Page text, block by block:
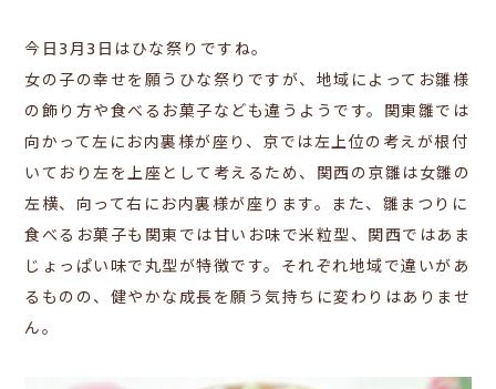
今日3月3日はひな祭りですね。
女の子の幸せを願うひな祭りですが、地域によってお雛様
の飾り方や食べるお菓子なども違うようです。関東雛では
向かって左にお内裏様が座り、京では左上位の考えが根付
いており左を上座として考えるため、関西の京雛は女雛の
左横、向って右にお内裏様が座ります。また、雛まつりに
食べるお菓子も関東では甘いお味で米粒型、関西ではあま
じょっぱい味で丸型が特徴です。それぞれ地域で違いがあ
るものの、健やかな成長を願う気持ちに変わりはありませ
ん。